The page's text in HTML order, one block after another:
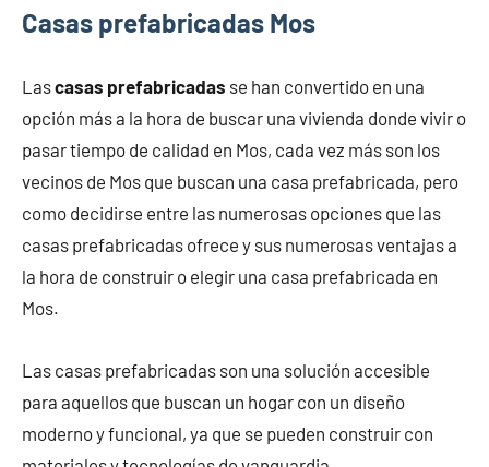
Casas prefabricadas Mos
Lascasas prefabricadas se han convertido en una
opción más a la hora de buscar una vivienda donde vivir o
pasar tiempo de calidad en Mos, cada vez más son los
vecinos de Mos que buscan una casa prefabricada, pero
como decidirse entre las numerosas opciones que las
casas prefabricadas ofrece y sus numerosas ventajas a
la hora de construir o elegir una casa prefabricada en
Mos.
Las casas prefabricadas son una solución accesible
para aquellos que buscan un hogar con un diseño
moderno y funcional, ya que se pueden construir con